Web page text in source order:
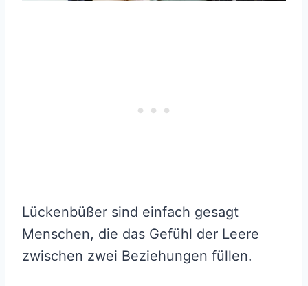
Lückenbüßer sind einfach gesagt
Menschen, die das Gefühl der Leere
zwischen zwei Beziehungen füllen.